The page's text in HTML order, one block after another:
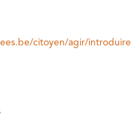
citoyen/agir/